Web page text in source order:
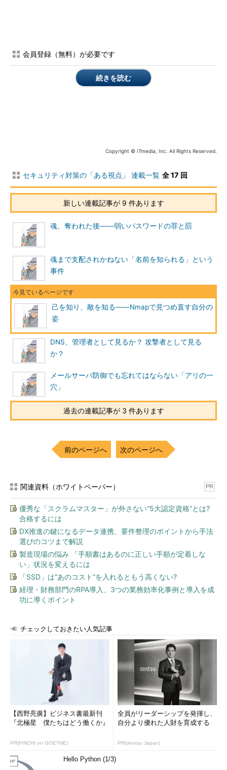
て、こちらはUDPポートを検出するスキャンタイプである。プロ
トコルやOS側の実装などの理由からTCPに関するスキャンより
も時間がかかる傾向にある。TCPのスキャンタイプを組み合わせ
て実行することも可能である。
2.ホストの発見方法：どの範囲を対象とするか？
うことが可能である。この場合、中には稼働しているホストもあ
れば、稼働していないホストもあるだろう。稼働していないホス
トに対して稼働しているホストと同じスキャンを行っても時間の
無駄である。そのため、Nmapでは発見されたホストのみスキャ
ンを行うためのホストの発見方法が用意されている。
ホストの発見に用いるオプションは「-P*」（*の個所は発見方
法により別途指定）を指定する。何も指定しない場合、つまり、
デフォルトでは「TCP80番あてのACK」「ICMPエコーリクエス
ト（俗にいうping）」による確認が行われている。
ほかにホストの発見のためのオプションには以下のようなもの
が存在する。
●-PS
SYNフラグ付きのパケットを送信することでホストの発見を行
う。デフォルトではTCP80番での確認を行う。TCP80番以外で
ACKフラグ付きのパケットを送信することでホストの発見を行
う。デフォルトでは「-PS」と同じくTCP80番での確認を行う。
TCP80番以外での確認を行いたい場合も「-PS」と同様である。
この技術は、ファイアウォールを回避してホストを発見するため
に利用されていたが、いまではステートフルにパケットを監査し
ているファイアウォールが多いため、あまり効果を発揮しない。
●-PU
行う。デフォルトで送信するポートはUDP31338番、任意に指定
●-PE、-PP、-PM
「-PE」はICMP Echo、「-PP」はICMP Timestamp、「-
PM」はICMP Address Maskによりホストの発見を行う。インタ
ーネットに公開されているサービスでは多くの場合、ICMPパケ
ットに対して制限を行っているが中にはICMP Echoのみ、つま
り、「ping」にのみ制限を行っているという場合も検査で発見さ
●-PR
会員登録（無料）が必要です
続きを読む
Copyright © ITmedia, Inc. All Rights Reserved.
セキュリティ対策の「ある視点」 連載一覧 全 17 回
新しい連載記事が 9 件あります
魂、奪われた後――弱いパスワードの罪と罰
魂まで支配されかねない「名前を知られる」という
事件
己を知り、敵を知る――Nmapで見つめ直す自分の
姿
DNS、管理者として見るか？ 攻撃者として見る
か？
メールサーバ防御でも忘れてはならない「アリの一
穴」
過去の連載記事が 3 件あります
前のページへ 次のページへ
関連資料（ホワイトペーパー） PR
優秀な「スクラムマスター」が外さない“5大認定資格”とは?
合格するには
DX推進の鍵になるデータ連携、要件整理のポイントから手法
選びのコツまで解説
製造現場の悩み 「手順書はあるのに正しい手順が定着しな
い」状況を変えるには
「SSD」は“あのコスト”を入れるともう高くない?
経理・財務部門のRPA導入、3つの業務効率化事例と導入を成
功に導くポイント
チェックしておきたい人気記事
【西野亮廣】ビジネス書最新刊
『北極星 僕たちはどう働くか』
PR(FINCHI on GOETHE)
全員がリーダーシップを発揮し、
自分より優れた人財を育成する
PR(dentsu Japan)
Hello Python (1/3)